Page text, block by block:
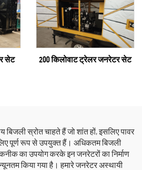
सेट 200 किलोवाट ट्रेलर जनरेटर सेट
बिजली स्रोत चाहते हैं जो शांत हों, इसलिए पावर
पूर्ण रूप से उपयुक्त हैं। अधिकतम बिजली
का उपयोग करके इन जनरेटरों का निर्माण
किया गया है। हमारे जनरेटर अस्थायी